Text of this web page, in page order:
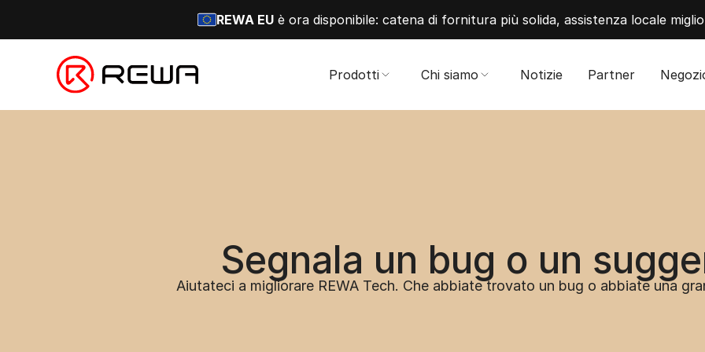
REWA EUè ora disponibile: catena di fornitura più solida, assistenza locale
Prodotti Chi siamo Notizie Partner
Segnala un bug o un
Aiutateci a migliorare REWA Tech. Che abbiate trovato un bug o abbiate una